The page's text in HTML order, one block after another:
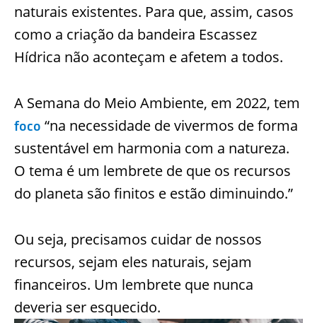
naturais existentes. Para que, assim, casos
como a criação da bandeira Escassez
Hídrica não aconteçam e afetem a todos.
A Semana do Meio Ambiente, em 2022, tem
foco “na necessidade de vivermos de forma
sustentável em harmonia com a natureza.
O tema é um lembrete de que os recursos
do planeta são finitos e estão diminuindo.”
Ou seja, precisamos cuidar de nossos
recursos, sejam eles naturais, sejam
financeiros. Um lembrete que nunca
deveria ser esquecido.